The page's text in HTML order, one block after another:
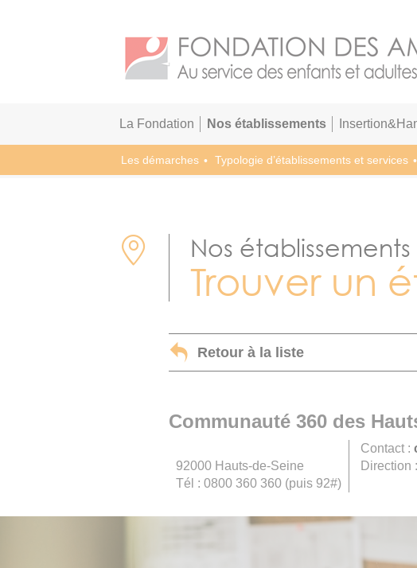
La Fondation Nos établissements
Les démarches Typologie d’établissements et services
Nos établissements
Trouver un
Retour à la liste
Communauté 360 des
92000 Hauts-de-Seine
Tél : 0800 360 360 (puis 92#)
Contact :
Direction